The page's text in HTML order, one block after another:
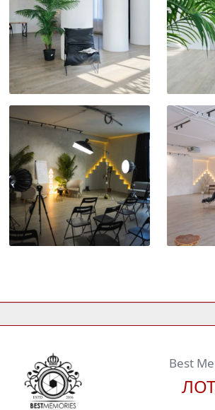
Best